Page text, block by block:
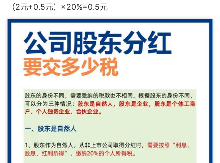
（2元+0.5元）×20%=0.5元